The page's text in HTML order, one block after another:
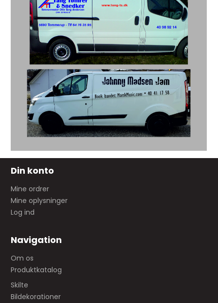
Din konto
Mine ordrer
Mine oplysninger
Log ind
Navigation
Om os
Produktkatalog
Skilte
Bildekorationer